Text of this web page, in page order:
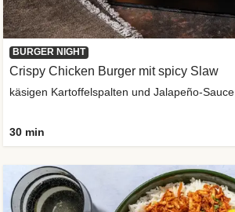
BURGER NIGHT
Crispy Chicken Burger mit spicy Slaw
käsigen Kartoffelspalten und Jalapeño-Sauce
30 min